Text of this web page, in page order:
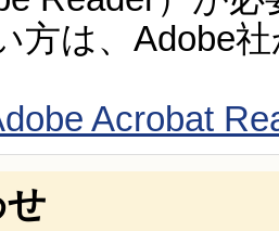
方は、Adobe
Acrobat